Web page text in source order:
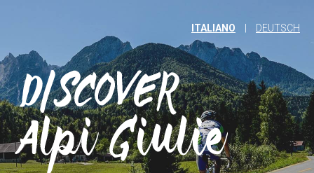
ITALIANO DEUTSCH